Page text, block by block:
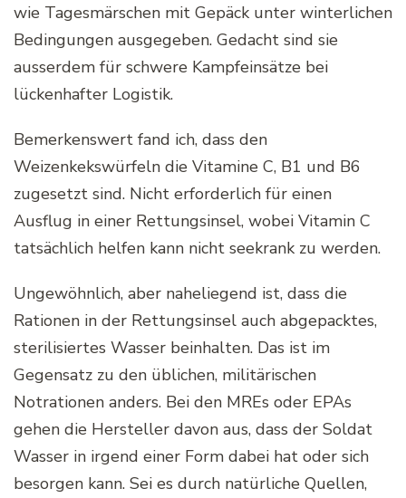
wie Tagesmärschen mit Gepäck unter winterlichen
Bedingungen ausgegeben. Gedacht sind sie
ausserdem für schwere Kampfeinsätze bei
lückenhafter Logistik.
Bemerkenswert fand ich, dass den
Weizenkekswürfeln die Vitamine C, B1 und B6
zugesetzt sind. Nicht erforderlich für einen
Ausflug in einer Rettungsinsel, wobei Vitamin C
tatsächlich helfen kann nicht seekrank zu werden.
Ungewöhnlich, aber naheliegend ist, dass die
Rationen in der Rettungsinsel auch abgepacktes,
sterilisiertes Wasser beinhalten. Das ist im
Gegensatz zu den üblichen, militärischen
Notrationen anders. Bei den MREs oder EPAs
gehen die Hersteller davon aus, dass der Soldat
Wasser in irgend einer Form dabei hat oder sich
besorgen kann. Sei es durch natürliche Quellen,